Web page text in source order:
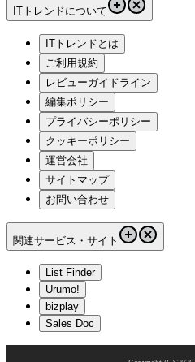
ITトレンドについて
ITトレンドとは
ご利用規約
レビューガイドライン
編集ポリシー
プライバシーポリシー
クッキーポリシー
運営会社
サイトマップ
お問い合わせ
関連サービス・サイト
List Finder
Urumo!
bizplay
Sales Doc